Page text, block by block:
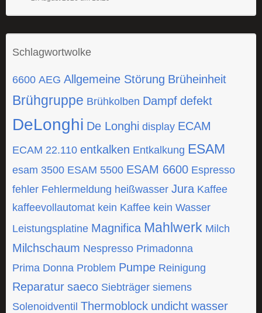
Schlagwortwolke
6600 AEG Allgemeine Störung Brüheinheit
Brühgruppe Brühkolben Dampf defekt
DeLonghi De Longhi display ECAM
ECAM 22.110 entkalken Entkalkung ESAM
esam 3500 ESAM 5500 ESAM 6600 Espresso
fehler Fehlermeldung heißwasser Jura Kaffee
kaffeevollautomat kein Kaffee kein Wasser
Leistungsplatine Magnifica Mahlwerk Milch
Milchschaum Nespresso Primadonna
Prima Donna Problem Pumpe Reinigung
Reparatur saeco Siebträger siemens
Solenoidventil Thermoblock undicht wasser